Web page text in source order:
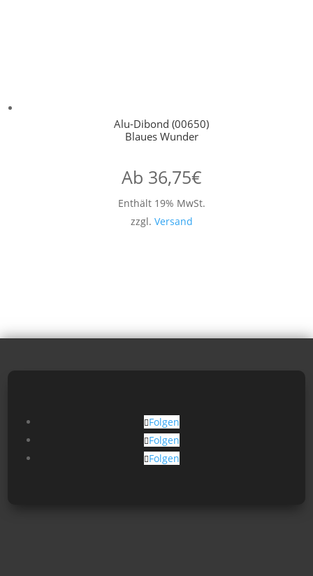
Alu-Dibond (00650)
Blaues Wunder
Ab 36,75€
Enthält 19% MwSt.
zzgl. Versand
Folgen
Folgen
Folgen